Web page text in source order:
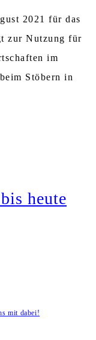
2021 für das
zur Nutzung für
im
Stöbern in
heute
mit dabei!